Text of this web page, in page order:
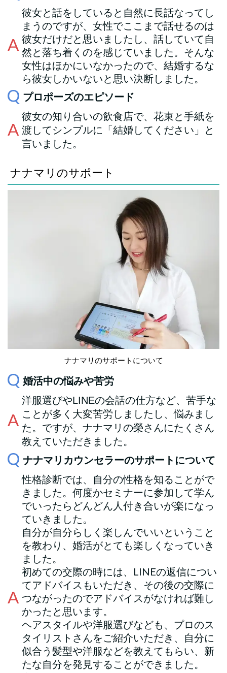
彼女と話をしていると自然に長話なってし
まうのですが、女性でここまで話せるのは
彼女だけだと思いましたし、話していて自
然と落ち着くのを感じていました。そんな
女性はほかにいなかったので、結婚するな
ら彼女しかいないと思い決断しました。
プロポーズのエピソード
彼女の知り合いの飲食店で、花束と手紙を
渡してシンプルに「結婚してください」と
言いました。
ナナマリのサポート
ナナマリのサポートについて
婚活中の悩みや苦労
洋服選びやLINEの会話の仕方など、苦手な
ことが多く大変苦労しましたし、悩みまし
た。ですが、ナナマリの榮さんにたくさん
教えていただきました。
ナナマリカウンセラーのサポートについて
性格診断では、自分の性格を知ることがで
きました。何度かセミナーに参加して学ん
でいったらどんどん人付き合いが楽になっ
ていきました。
自分が自分らしく楽しんでいいということ
を教わり、婚活がとても楽しくなっていき
ました。
初めての交際の時には、LINEの返信につい
てアドバイスもいただき、その後の交際に
つながったのでアドバイスがなければ難し
かったと思います。
ヘアスタイルや洋服選びなども、プロのス
タイリストさんをご紹介いただき、自分に
似合う髪型や洋服などを教えてもらい、新
たな自分を発見することができました。